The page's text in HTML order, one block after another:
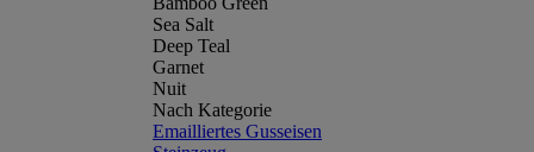
Sea Salt
Deep Teal
Garnet
Nuit
Nach Kategorie
Emailliertes Gusseisen